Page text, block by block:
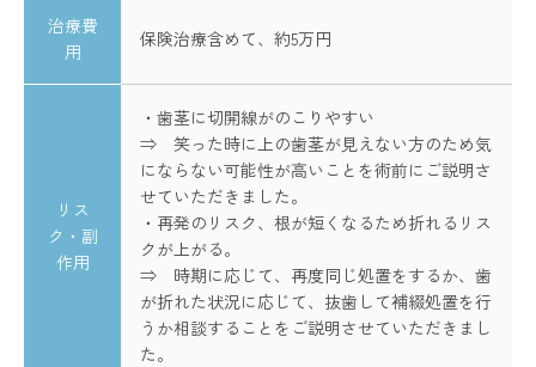
治療費
用
保険治療含めて、約5万円
リス
ク・副
作用
・歯茎に切開線がのこりやすい
⇒ 笑った時に上の歯茎が見えない方のため気
にならない可能性が高いことを術前にご説明さ
せていただきました。
・再発のリスク、根が短くなるため折れるリス
クが上がる。
⇒ 時期に応じて、再度同じ処置をするか、歯
が折れた状況に応じて、抜歯して補綴処置を行
うか相談することをご説明させていただきまし
た。